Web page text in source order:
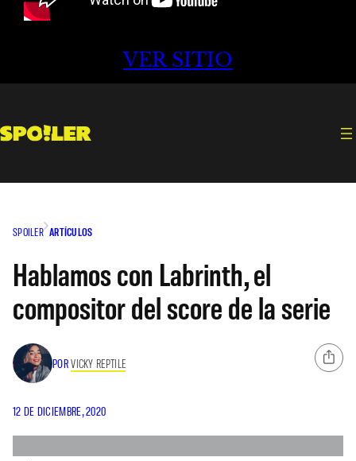
VER SITIO
SPOILER ARTÍCULOS
Hablamos con Labrinth, el
compositor del score de la serie
PORVICKY REPTILE
12 DE DICIEMBRE, 2020